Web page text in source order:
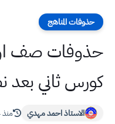
حذوفات المناهج
كورس ثاني
الاستاذ احمد مهدي منذ 4 سنة